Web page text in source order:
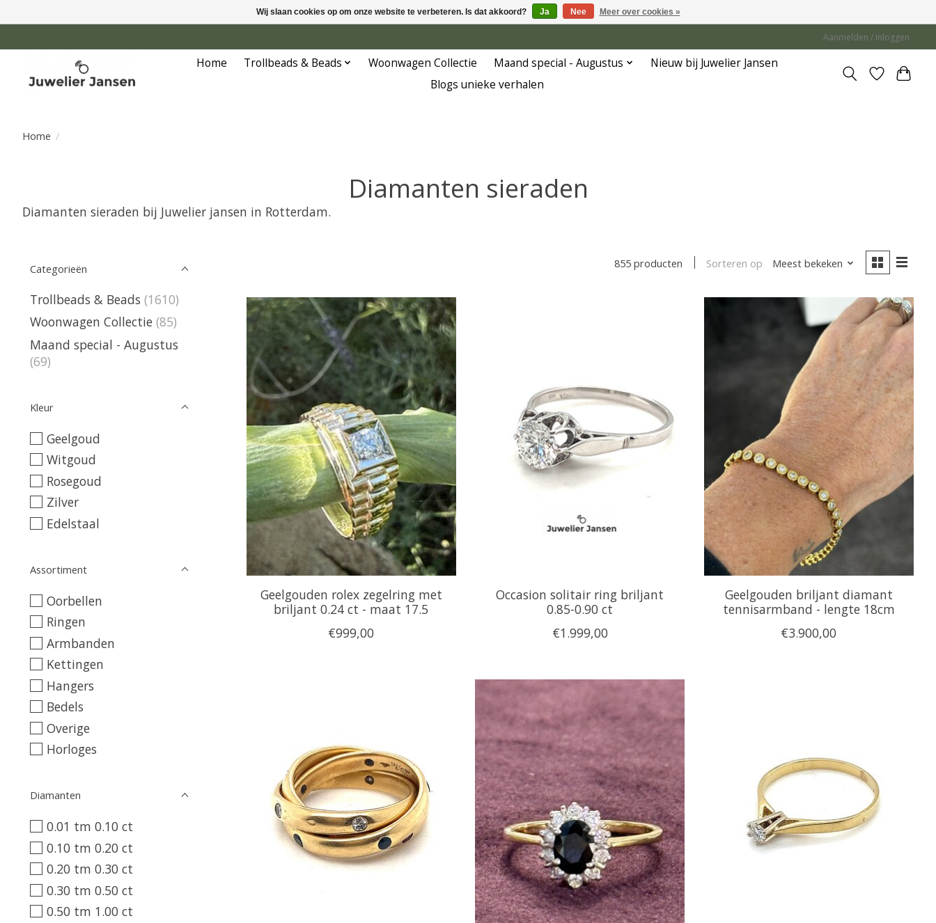
Aanmelden / Inloggen
Home Trollbeads & Beads Woonwagen Collectie Maand special - Augustus
Nieuw bij Juwelier Jansen
Blogs unieke verhalen
Home /
Diamanten sieraden
Diamanten sieraden bij Juwelier jansen in Rotterdam.
Categorieën
Trollbeads & Beads (1610)
Woonwagen Collectie (85)
Maand special - Augustus
(69)
Kleur
Geelgoud
Witgoud
Rosegoud
Zilver
Edelstaal
Assortiment
Oorbellen
Ringen
Armbanden
Kettingen
Hangers
Bedels
Overige
Horloges
Diamanten
0.01 tm 0.10 ct
0.10 tm 0.20 ct
0.20 tm 0.30 ct
0.30 tm 0.50 ct
0.50 tm 1.00 ct
855 producten Sorteren op Meest bekeken
Geelgouden rolex zegelring met
briljant 0.24 ct - maat 17.5
€999,00
Occasion solitair ring briljant
0.85-0.90 ct
€1.999,00
Geelgouden briljant diamant
tennisarmband - lengte 18cm
€3.900,00
Wij slaan cookies op om onze website te verbeteren. Is dat akkoord? Ja Nee Meer over cookies »